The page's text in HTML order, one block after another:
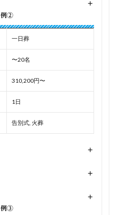
+
例②
一日葬
〜20名
310,200円〜
1日
告別式, 火葬
+
+
+
例③